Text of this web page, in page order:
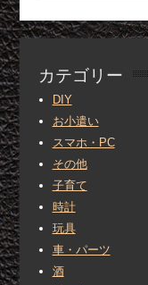
カテゴリー
DIY
お小遣い
スマホ・PC
その他
子育て
時計
玩具
車・パーツ
酒